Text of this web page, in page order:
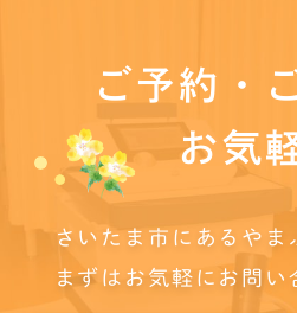
ご予約・
お気
さいたま市にあるやま
まずはお気軽にお問い